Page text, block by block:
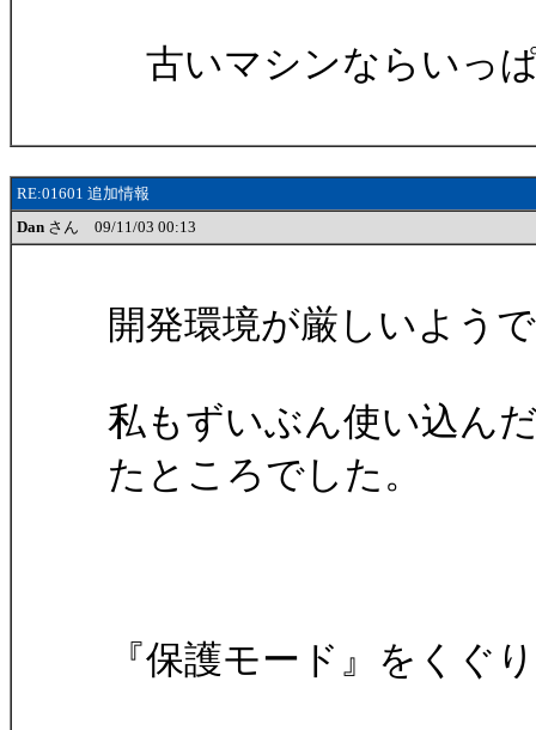
古いマシンならいっ
RE:01601 追加情報
Dan さん 09/11/03 00:13
開発環境が厳しいよう
私もずいぶん使い込ん
たところでした。
『保護モード』をくぐ